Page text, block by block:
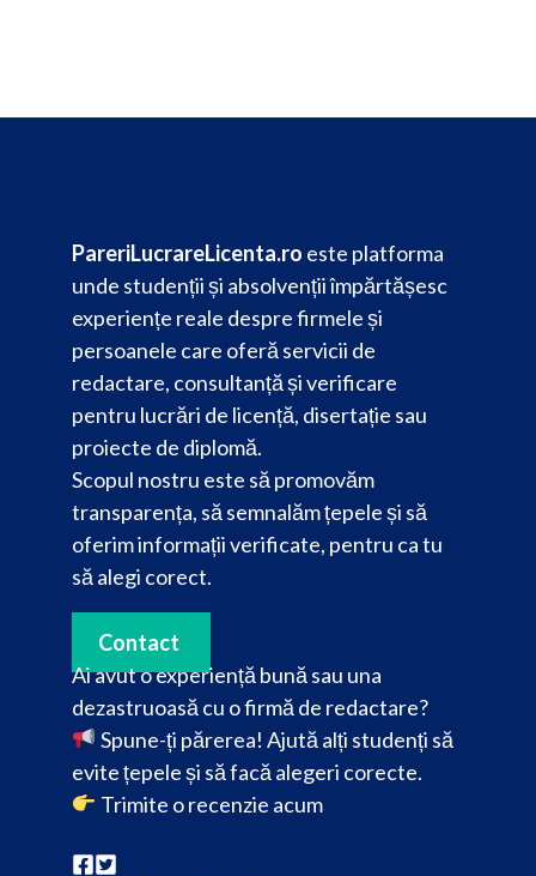
PareriLucrareLicenta.ro este platforma
unde studenții și absolvenții împărtășesc
experiențe reale despre firmele și
persoanele care oferă servicii de
redactare, consultanță și verificare
pentru lucrări de licență, disertație sau
proiecte de diplomă.
Scopul nostru este să promovăm
transparența, să semnalăm țepele și să
oferim informații verificate, pentru ca tu
să alegi corect.
Contact
Ai avut o experiență bună sau una
dezastruoasă cu o firmă de redactare?
Spune-ți părerea! Ajută alți studenți să
evite țepele și să facă alegeri corecte.
Trimite o recenzie acum